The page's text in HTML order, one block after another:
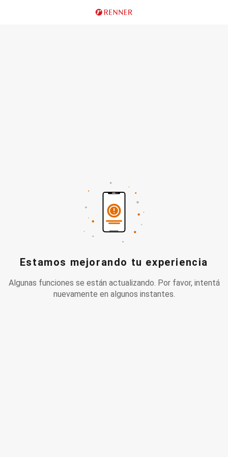
Estamos mejorando tu experiencia
Algunas funciones se están actualizando. Por favor, intentá
nuevamente en algunos instantes.